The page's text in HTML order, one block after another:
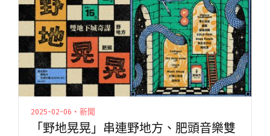
訪台！明年3月南下攻蛋開唱"
2025-02-06・新聞
「野地晃晃」串連野地方、肥頭音樂雙